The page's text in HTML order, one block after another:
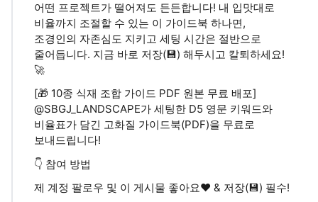
어떤 프로젝트가 떨어져도 든든합니다! 내 입맛대로
비율까지 조절할 수 있는 이 가이드북 하나면,
조경인의 자존심도 지키고 세팅 시간은 절반으로
줄어듭니다. 지금 바로 저장(💾) 해두시고 칼퇴하세요!
🚀
[🎁 10종 식재 조합 가이드 PDF 원본 무료 배포]
@SBGJ_LANDSCAPE가 세팅한 D5 영문 키워드와
비율표가 담긴 고화질 가이드북(PDF)을 무료로
보내드립니다!
👇 참여 방법
제 계정 팔로우 및 이 게시물 좋아요❤ & 저장(💾) 필수!